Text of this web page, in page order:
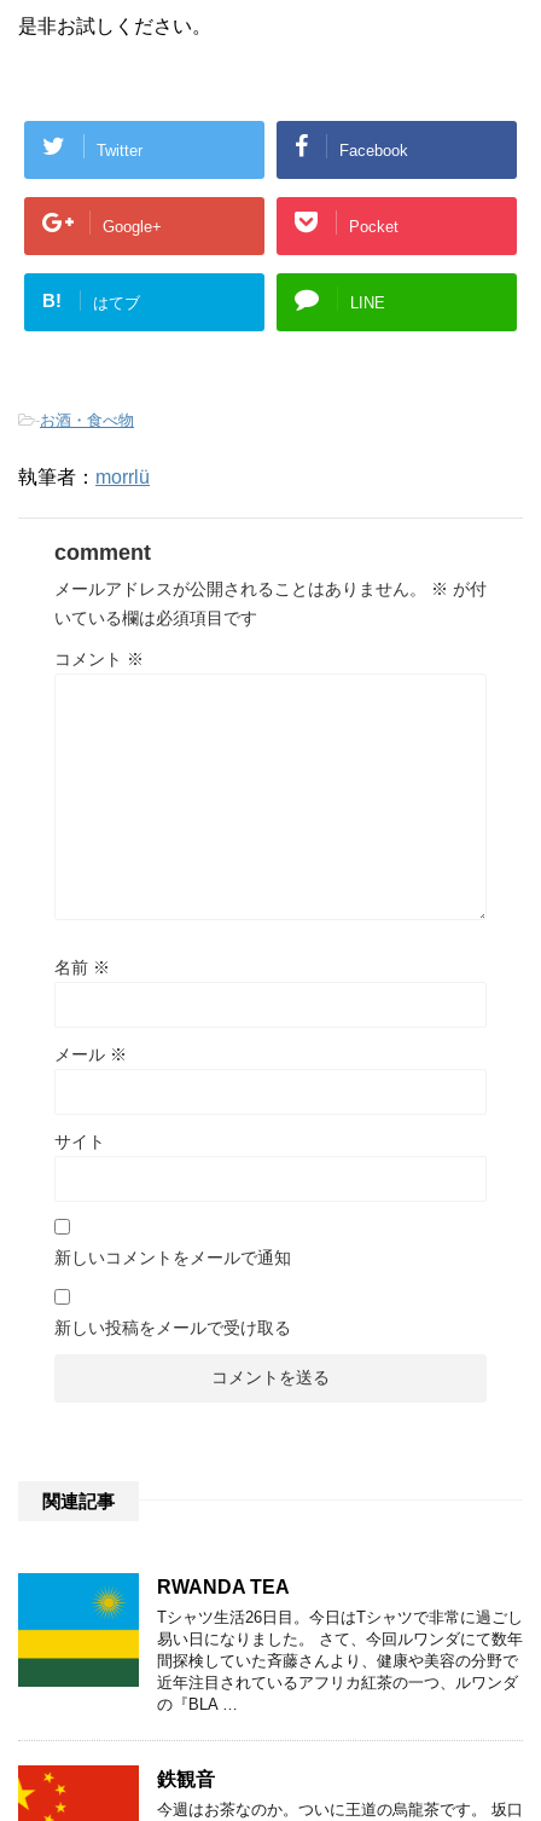
是非お試しください。
Twitter Facebook
Google+ Pocket
B! はてブ LINE
-お酒・食べ物
執筆者： morrlü
comment
メールアドレスが公開されることはありません。 ※ が付
いている欄は必須項目です
コメント ※
名前 ※
メール ※
サイト
新しいコメントをメールで通知
新しい投稿をメールで受け取る
関連記事
RWANDA TEA
Tシャツ生活26日目。今日はTシャツで非常に過ごし
易い日になりました。 さて、今回ルワンダにて数年
間探検していた斉藤さんより、健康や美容の分野で
近年注目されているアフリカ紅茶の一つ、ルワンダ
の『BLA …
鉄観音
今週はお茶なのか。ついに王道の烏龍茶です。 坂口